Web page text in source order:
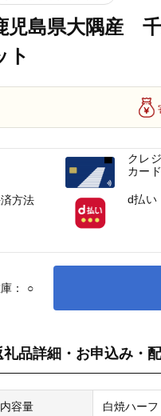
児島県大隅産
ト
： ○
礼品詳細・お申込み・
内容量
白焼ハー
方法
クレ
カード
d払い